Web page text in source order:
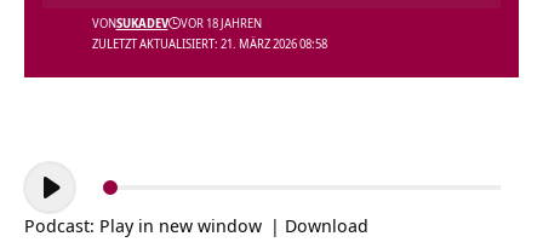
ZULETZT AKTUALISIERT: 21. MÄRZ 2026 08:58
VONSUKADEV VOR 18 JAHREN
Audio-
Player
Podcast: Play in new window | Download